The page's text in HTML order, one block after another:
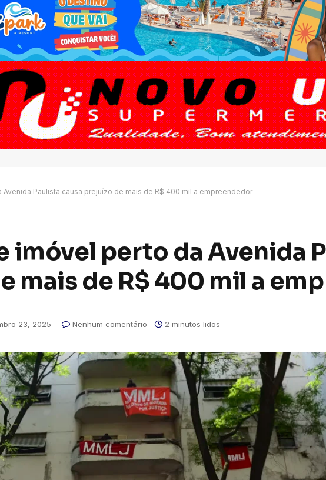
Paulista causa prejuízo de mais de R$ 400 mil a empreendedor
imóvel perto da Avenida
mais de R$ 400 mil a
23, 2025 Nenhum comentário 2 minutos lidos